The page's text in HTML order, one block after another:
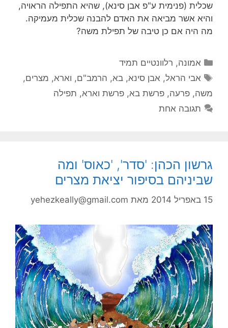
שכלית (פנימית ע"פ אבן סינא), שהיא התפילה הראויה,
והיא אשר מביאה את האדם להבנה שכלית מעמיקה.
מה היה אם כן טיבה של תפילת משה?
קטגוריות
אמונה, רלוונטיים תמיד
תגיות
אבי הראל, אבן סינא,בא, הרמב"ם, וארא, מצרים,
משה, פרעה, פרשת בא, פרשת וארא, תפילה
תגובה אחת
גרשון הכהן: 'סדר', 'כאוס' ומה
שביניהם בסיפור יציאת מצרים
15 באפריל 2014 מאת yehezkeally@gmail.com